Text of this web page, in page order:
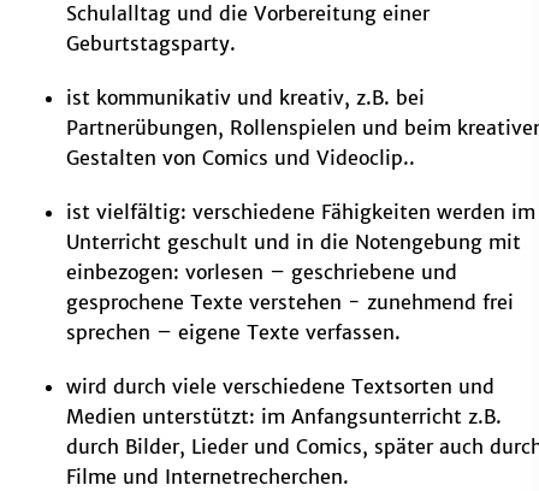
Schulalltag und die Vorbereitung einer
Geburtstagsparty.
ist kommunikativ und kreativ, z.B. bei
Partnerübungen, Rollenspielen und beim
Gestalten von Comics und Videoclip..
ist vielfältig: verschiedene Fähigkeiten werden im
Unterricht geschult und in die Notengebung mit
einbezogen: vorlesen – geschriebene und
gesprochene Texte verstehen - zunehmend frei
sprechen – eigene Texte verfassen.
wird durch viele verschiedene Textsorten und
Medien unterstützt: im Anfangsunterricht z.B.
durch Bilder, Lieder und Comics, später auch
Filme und Internetrecherchen.